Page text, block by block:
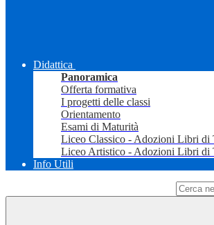
Didattica
Panoramica
Offerta formativa
I progetti delle classi
Orientamento
Esami di Maturità
Liceo Classico - Adozioni Libri di
Liceo Artistico - Adozioni Libri di
Info Utili